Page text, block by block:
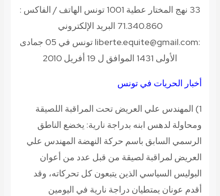
33 نهج المختار عطية 1001 تونس الهاتف / الفاكس :
71.340.860 البريد الإلكتروني
:liberte.equite@gmail.com تونس في 05 جمادى
الأولى 1431 الموافق ل 19 أفريل 2010
أخبار الحريات في تونس
1) المهندس علي العريض تحت المراقبة اللصيقة
ومحاولة لدهس ابنه بدراجة نارية: يخضع الناطق
الرسمي السابق باسم حركة النهضة المهندس علي
العريض لمراقبة لصيقة من قبل عدد من أعوان
البوليس السياسي الذين يتبعون كل تحركاته، وقد
أقدم عونان يمتطيان دراجة نارية في اليومين